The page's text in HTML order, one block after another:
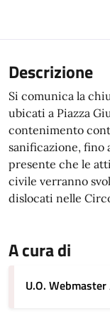
Descrizione
Si comunica la
ubicati a Piazza
contenimento
sanificazione, fino
presente che le
civile verranno
dislocati nelle
A cura di
U.O.